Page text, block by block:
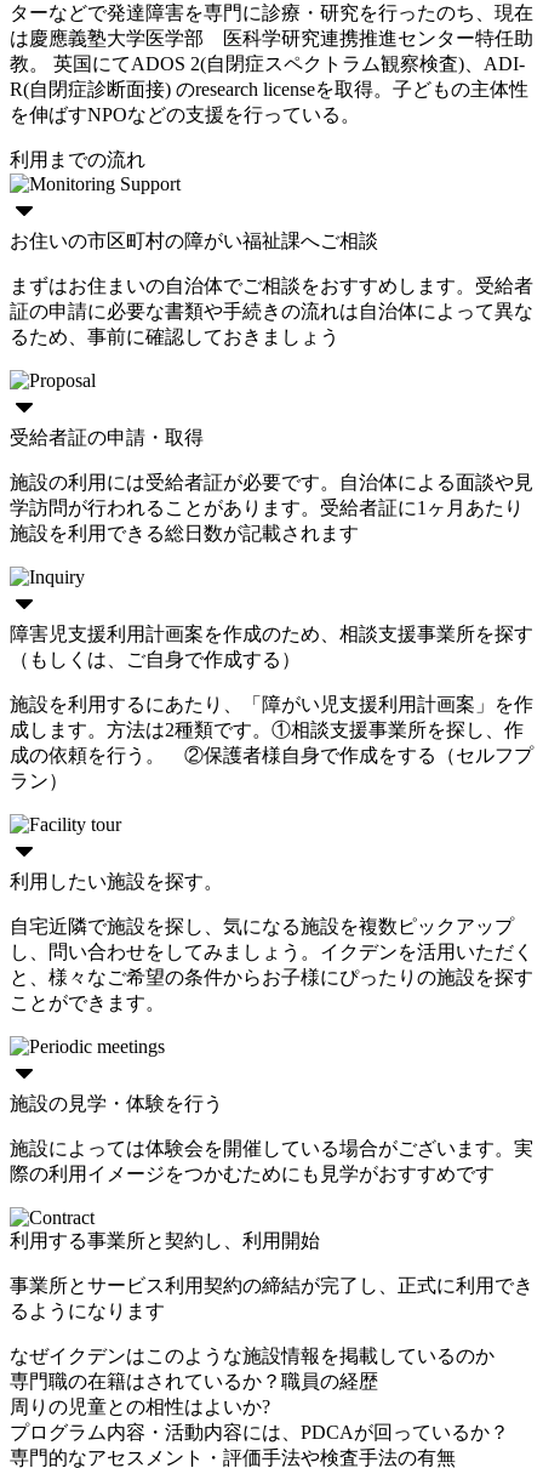
ターなどで発達障害を専門に診療・研究を行ったのち、現在
は慶應義塾大学医学部 医科学研究連携推進センター特任助
教。 英国にてADOS 2(自閉症スペクトラム観察検査)、ADI-
R(自閉症診断面接) のresearch licenseを取得。子どもの主体性
を伸ばすNPOなどの支援を行っている。
利用までの流れ
お住いの市区町村の障がい福祉課へご相談
まずはお住まいの自治体でご相談をおすすめします。受給者
証の申請に必要な書類や手続きの流れは自治体によって異な
るため、事前に確認しておきましょう
受給者証の申請・取得
施設の利用には受給者証が必要です。自治体による面談や見
学訪問が行われることがあります。受給者証に1ヶ月あたり
施設を利用できる総日数が記載されます
障害児支援利用計画案を作成のため、相談支援事業所を探す
（もしくは、ご自身で作成する）
施設を利用するにあたり、「障がい児支援利用計画案」を作
成します。方法は2種類です。①相談支援事業所を探し、作
成の依頼を行う。 ②保護者様自身で作成をする（セルフプ
ラン）
利用したい施設を探す。
自宅近隣で施設を探し、気になる施設を複数ピックアップ
し、問い合わせをしてみましょう。イクデンを活用いただく
と、様々なご希望の条件からお子様にぴったりの施設を探す
ことができます。
施設の見学・体験を行う
施設によっては体験会を開催している場合がございます。実
際の利用イメージをつかむためにも見学がおすすめです
利用する事業所と契約し、利用開始
事業所とサービス利用契約の締結が完了し、正式に利用でき
るようになります
なぜイクデンはこのような施設情報を掲載しているのか
専門職の在籍はされているか？職員の経歴
周りの児童との相性はよいか?
プログラム内容・活動内容には、PDCAが回っているか？
専門的なアセスメント・評価手法や検査手法の有無